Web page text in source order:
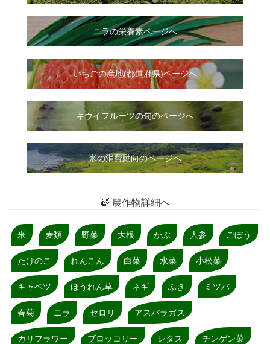
ニラの栄養素ページへ
いちごの産地(都道府県)ページへ
キウイフルーツの旬のページへ
米の消費動向のページへ
🍃 農作物詳細へ
米 麦類 野菜 大根 かぶ 人参 ごぼう
たけのこ れんこん 白菜 水菜 小松菜
キャベツ ほうれん草 ネギ ふき ミツバ
春菊 ニラ セロリ アスパラガス
カリフラワー ブロッコリー レタス チンゲン菜